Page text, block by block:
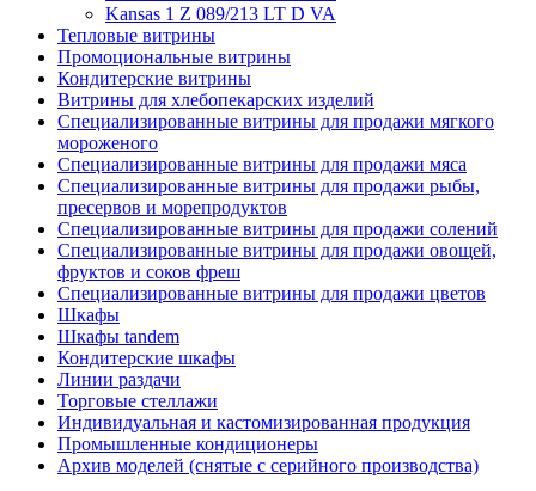
Kansas 1 Z 089/213 LT D VA
Тепловые витрины
Промоциональные витрины
Кондитерские витрины
Витрины для хлебопекарских изделий
Специализированные витрины для продажи мягкого
мороженого
Специализированные витрины для продажи мяса
Специализированные витрины для продажи рыбы,
пресервов и морепродуктов
Специализированные витрины для продажи солений
Специализированные витрины для продажи овощей,
фруктов и соков фреш
Специализированные витрины для продажи цветов
Шкафы
Шкафы tandem
Кондитерские шкафы
Линии раздачи
Торговые стеллажи
Индивидуальная и кастомизированная продукция
Промышленные кондиционеры
Архив моделей (снятые с серийного производства)